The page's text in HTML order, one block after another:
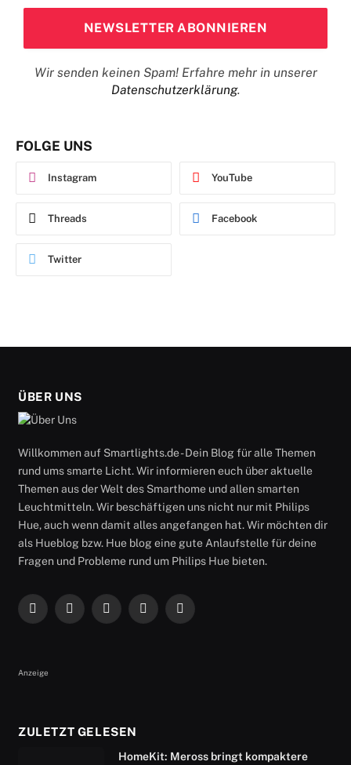
Wir senden keinen Spam! Erfahre mehr in unserer
Datenschutzerklärung.
FOLGE UNS
Instagram YouTube
Threads Facebook
Twitter
ÜBER UNS
Willkommen auf Smartlights.de - Dein Blog für alle Themen
rund ums smarte Licht. Wir informieren euch über aktuelle
Themen aus der Welt des Smarthome und allen smarten
Leuchtmitteln. Wir beschäftigen uns nicht nur mit Philips
Hue, auch wenn damit alles angefangen hat. Wir möchten dir
als Hueblog bzw. Hue blog eine gute Anlaufstelle für deine
Fragen und Probleme rund um Philips Hue bieten.
Facebook
X
Instagram
RSS YouTube
Anzeige
ZULETZT GELESEN
HomeKit: Meross bringt kompaktere